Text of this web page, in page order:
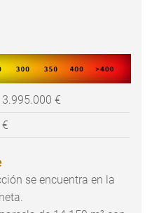
3.995.000 €
€
se encuentra en la